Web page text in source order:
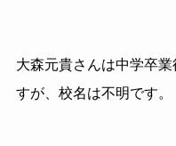
大森元貴さんは中学卒
すが、校名は不明です。